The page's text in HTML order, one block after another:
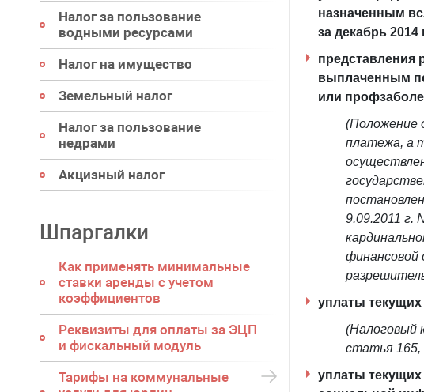
Налог за пользование
водными ресурсами
Налог на имущество
Земельный налог
Налог за пользование
недрами
Акцизный налог
Шпаргалки
Как применять минимальные
ставки аренды с учетом
коэффициентов
Реквизиты для оплаты за ЭЦП
и фискальный модуль
Тарифы на коммунальные
назначенным
за декабрь 2014
представления
выплаченным
или
(Положение
платежа, а
9.09.2011 г.
финансовой
уплаты текущих
(Налоговый
статья 165,
уплаты текущих